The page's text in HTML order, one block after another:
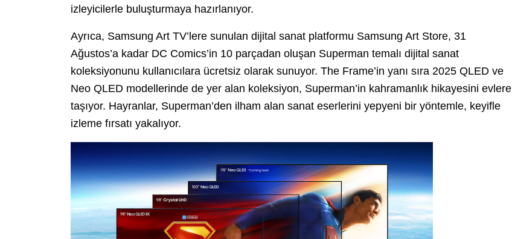
izleyicilerle buluşturmaya hazırlanıyor.
Ayrıca, Samsung Art TV’lere sunulan dijital sanat platformu Samsung Art Store, 31
Ağustos’a kadar DC Comics’in 10 parçadan oluşan Superman temalı dijital sanat
koleksiyonunu kullanıcılara ücretsiz olarak sunuyor. The Frame’in yanı sıra 2025 QLED ve
Neo QLED modellerinde de yer alan koleksiyon, Superman’in kahramanlık hikayesini evlere
taşıyor. Hayranlar, Superman’den ilham alan sanat eserlerini yepyeni bir yöntemle, keyifle
izleme fırsatı yakalıyor.